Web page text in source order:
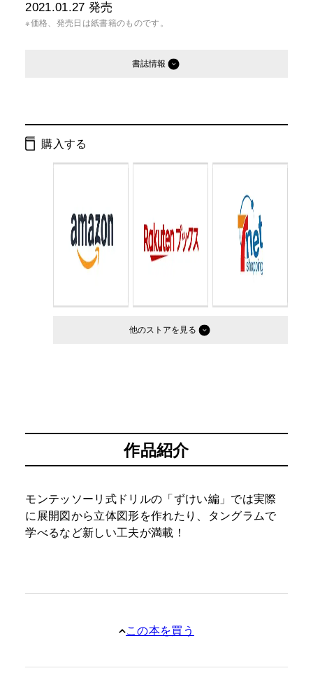
2021.01.27 発売
※価格、発売日は紙書籍のものです。
書誌情報
ISBN： 9784344790155
判型：
購入する
他のストア
作品紹介
モンテッソーリ式ドリルの「ずけい編」では実際
に展開図から立体図形を作れたり、タングラムで
学べるなど新しい工夫が満載！
この本を買う